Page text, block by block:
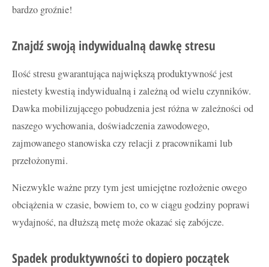
bardzo groźnie!
Znajdź swoją indywidualną dawkę stresu
Ilość stresu gwarantująca największą produktywność jest
niestety kwestią indywidualną i zależną od wielu czynników.
Dawka mobilizującego pobudzenia jest różna w zależności od
naszego wychowania, doświadczenia zawodowego,
zajmowanego stanowiska czy relacji z pracownikami lub
przełożonymi.
Niezwykle ważne przy tym jest umiejętne rozłożenie owego
obciążenia w czasie, bowiem to, co w ciągu godziny poprawi
wydajność, na dłuższą metę może okazać się zabójcze.
Spadek produktywności to dopiero początek